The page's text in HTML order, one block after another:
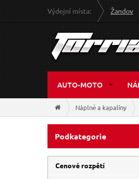
Výdejní místa: Žandov
AUTO-MOTO
Náplně a kapaliny
Podkategorie
Cenové rozpětí